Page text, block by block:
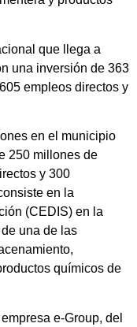
que llega a
una inversión de 363
empleos directos y
en el municipio
250 millones de
y 300
en la
(CEDIS) en la
una de las
químicos de
e-Group, del